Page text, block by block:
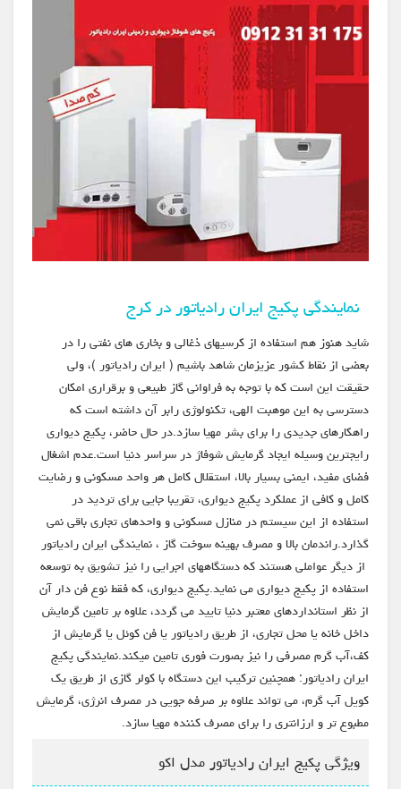
نمایندگی پکیج ایران رادیاتور در کرج
شاید هنوز هم استفاده از کرسیهای ذغالی و بخاری های نفتی را در
بعضی از نقاط کشور عزیزمان شاهد باشیم ( ایران رادیاتور )، ولی
حقیقت این است که با توجه به فراوانی گاز طبیعی و برقراری امکان
دسترسی به این موهبت الهی، تکنولوژی رابر آن داشته است که
راهکارهای جدیدی را برای بشر مهیا سازد.در حال حاضر، پکیج دیواری
رایجترین وسیله ایجاد گرمایش شوفاژ در سراسر دنیا است.عدم اشغال
فضای مفید، ایمنی بسیار بالا، استقلال کامل هر واحد مسکونی و رضایت
کامل و کافی از عملکرد پکیج دیواری، تقریبا جایی برای تردید در
استفاده از این سیستم در منازل مسکونی و واحدهای تجاری باقی نمی
گذارد.راندمان بالا و مصرف بهینه سوخت گاز ، نمایندگی ایران رادیاتور
از دیگر عواملی هستند که دستگاههای اجرایی را نیز تشویق به توسعه
استفاده از پکیج دیواری می نماید.پکیج دیواری، که فقط نوع فن دار آن
از نظر استانداردهای معتبر دنیا تایید می گردد، علاوه بر تامین گرمایش
داخل خانه یا محل تجاری، از طریق رادیاتور یا فن کوئل یا گرمایش از
کف،آب گرم مصرفی را نیز بصورت فوری تامین میکند.نمایندگی پکیج
ایران رادیاتور: همچنین ترکیب این دستگاه با کولر گازی از طریق یک
کویل آب گرم، می تواند علاوه بر صرفه جویی در مصرف انرژی، گرمایش
مطبوع تر و ارزانتری را برای مصرف کننده مهیا سازد.
ویژگی پکیج ایران رادیاتور مدل اکو